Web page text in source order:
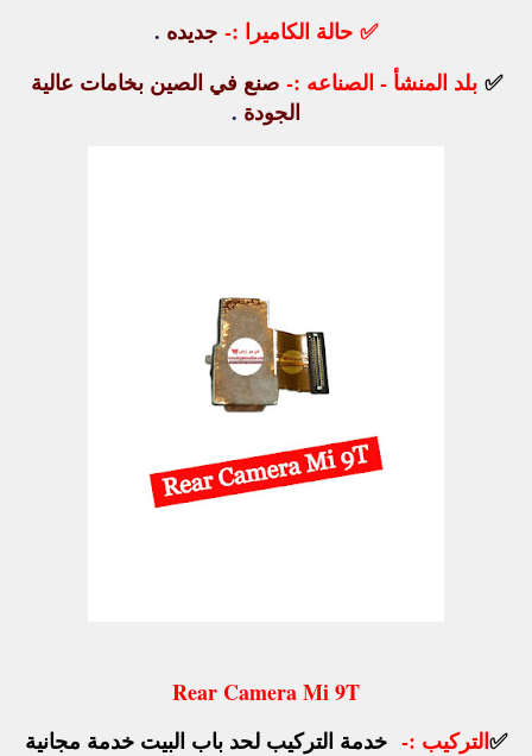
✅ حالة الكاميرا :- جديده .
✅بلد المنشأ - الصناعه :- صنع في الصين بخامات عالية
الجودة .
Rear Camera Mi 9T
✅التركيب :- خدمة التركيب لحد باب البيت خدمة مجانية